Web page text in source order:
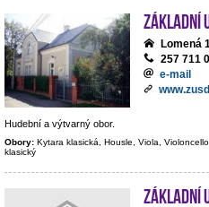
Základní
Lomená
257 711
e-mail
Hudební a výtvarný obor.
Obory: Kytara klasická, Housle, Viola,
klasický
Základní